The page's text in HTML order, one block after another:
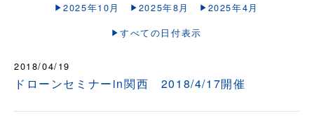
2025年10月 2025年8月
2025年4月
すべての日付表示
2018/04/19
ドローンセミナーin関西 2018/4/17開催